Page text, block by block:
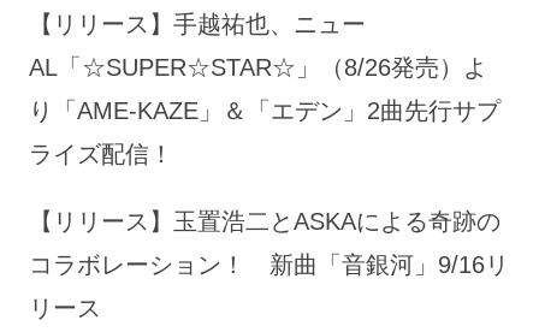
【リリース】手越祐也、ニュー
AL「☆SUPER☆STAR☆」（8/26発売）よ
り「AME-KAZE」＆「エデン」2曲先行サプ
ライズ配信！
【リリース】玉置浩二とASKAによる奇跡の
コラボレーション！ 新曲「音銀河」9/16リ
リース